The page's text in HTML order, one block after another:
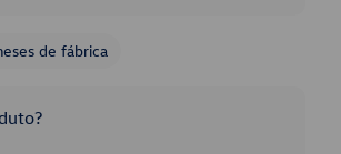
de fábrica